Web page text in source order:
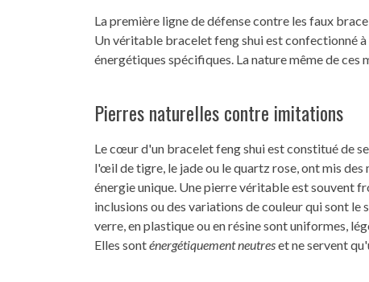
La première ligne de défense contre les faux
Un véritable bracelet feng shui est confectionné
énergétiques spécifiques. La nature même de
Pierres naturelles contre imitations
Le cœur d'un bracelet feng shui est constitué de
l'œil de tigre, le jade ou le quartz rose, ont mis
énergie unique. Une pierre véritable est souvent
inclusions ou des variations de couleur qui sont
verre, en plastique ou en résine sont uniformes,
Elles sonténergétiquement neutreset ne servent